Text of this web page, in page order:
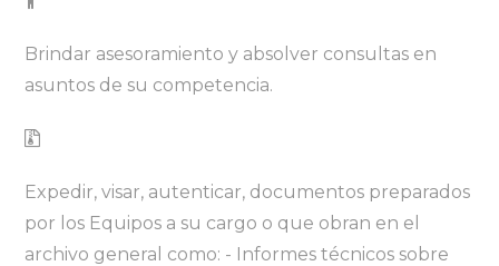
Brindar asesoramiento y absolver consultas en
asuntos de su competencia.
Expedir, visar, autenticar, documentos preparados
por los Equipos a su cargo o que obran en el
archivo general como: - Informes técnicos sobre